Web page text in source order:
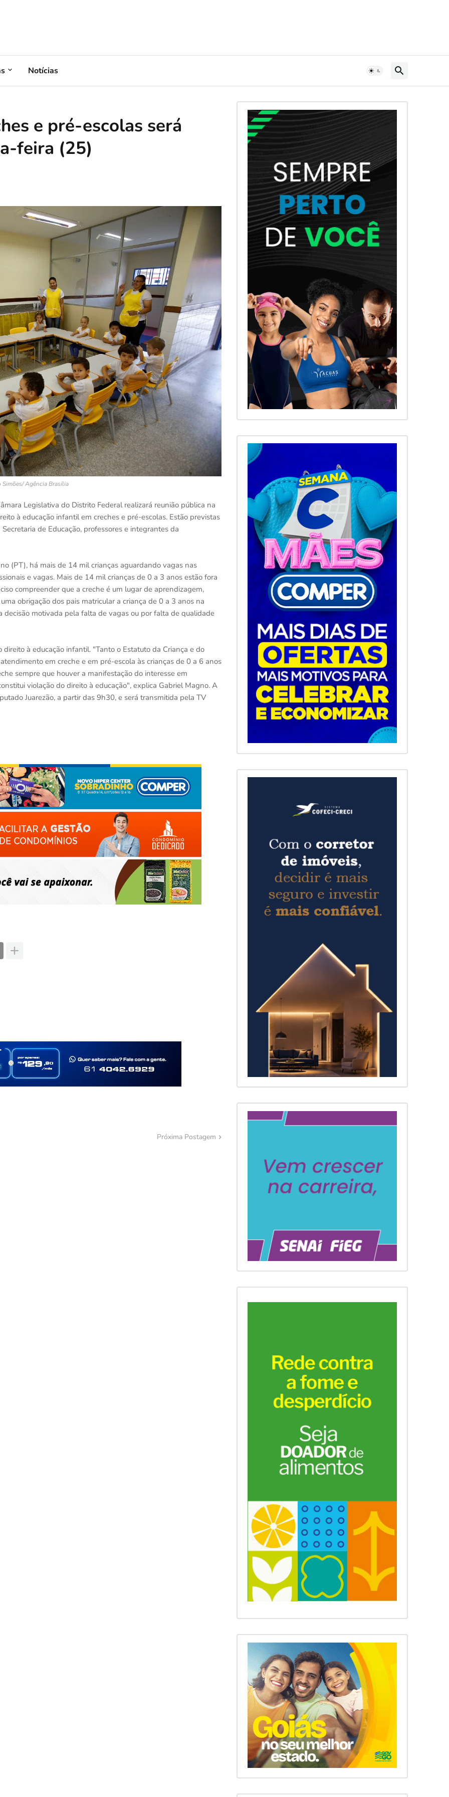
Notícias
e pré-escolas será
feira (25)
Simões/ Agência Brasília
Legislativa do Distrito Federal realizará reunião pública na
à educação infantil em creches e pré-escolas. Estão previstas
de Educação, professores e integrantes da
(PT), há mais de 14 mil crianças aguardando vagas nas
e vagas. Mais de 14 mil crianças de 0 a 3 anos estão fora
compreender que a creche é um lugar de aprendizagem,
obrigação dos pais matricular a criança de 0 a 3 anos na
decisão motivada pela falta de vagas ou por falta de qualidade
à educação infantil. "Tanto o Estatuto da Criança e do
em creche e em pré-escola às crianças de 0 a 6 anos
sempre que houver a manifestação do interesse em
violação do direito à educação", explica Gabriel Magno. A
Juarezão, a partir das 9h30, e será transmitida pela TV
Próxima Postagem